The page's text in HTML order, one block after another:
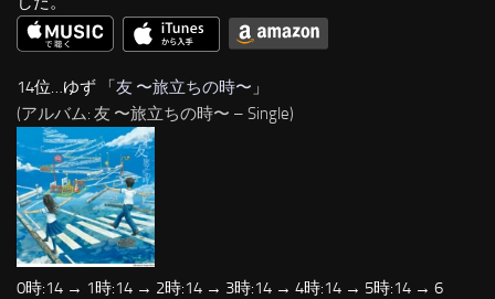
14位…ゆず 「友 〜旅立ちの時〜 」
(アルバム: 友 〜旅立ちの時〜 – Single)
0時:14 → 1時:14 → 2時:14 → 3時:14 → 4時:14 → 5時:14 → 6